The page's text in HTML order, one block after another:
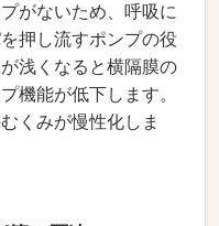
がないため、呼吸に
押し流すポンプの役
浅くなると横隔膜の
機能が低下します。
くみが慢性化しま